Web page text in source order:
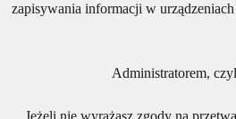
zapisywania informacji w
Administratorem,
Jeżeli nie wyrażasz zgody na